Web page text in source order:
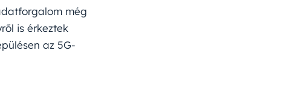
még
is érkeztek
az 5G-